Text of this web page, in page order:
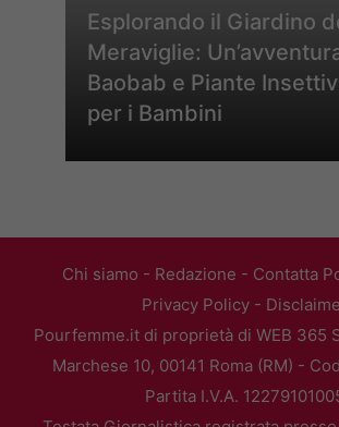
Esplorando il Giardino
Meraviglie:
Baobab e Piante
per i Bambini
Chi siamo - Redazione - Contatta
Privacy Policy-
Pourfemme.it di proprietà di WEB 365
Marchese 10, 00141 Roma (RM) -
Partita I.V.A.